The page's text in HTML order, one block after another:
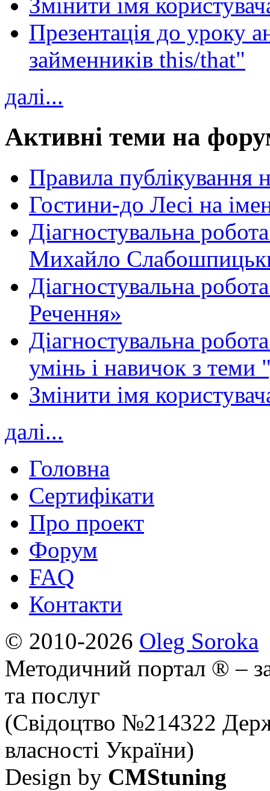
Змінити імя
Презентація до уроку
займенників this/that"
далі...
Активні теми на
Правила публікування
Гостини-до Лесі на
Діагностувальна
Михайло
Діагностувальна
Речення»
Діагностувальна
умінь і навичок з теми
Змінити імя
далі...
Головна
Сертифікати
Про проект
Форум
FAQ
Контакти
© 2010-2026 Oleg Soroka
Методичний портал ® –
та послуг
(Свідоцтво №214322
власності України)
Design by CMStuning